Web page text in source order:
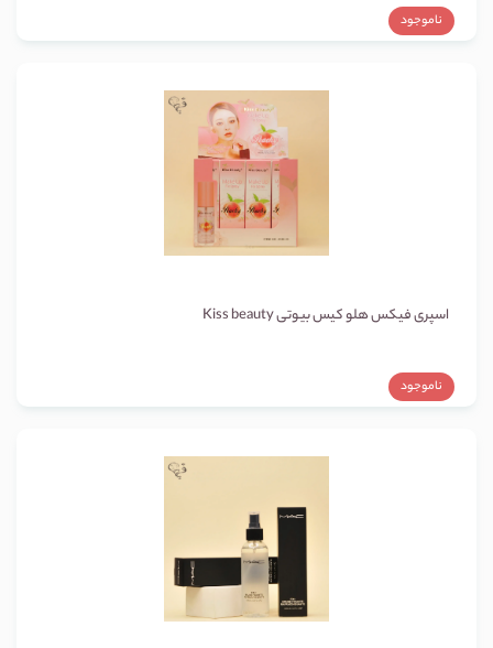
ناموجود
اسپری فیکس هلو کیس بیوتی Kiss beauty
ناموجود